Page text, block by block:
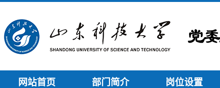
网站首页 部门简介 岗位设置